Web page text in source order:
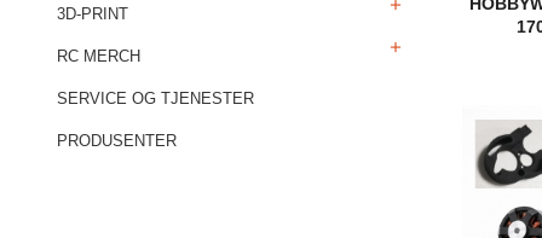
3D-PRINT
RC MERCH
SERVICE OG TJENESTER
PRODUSENTER